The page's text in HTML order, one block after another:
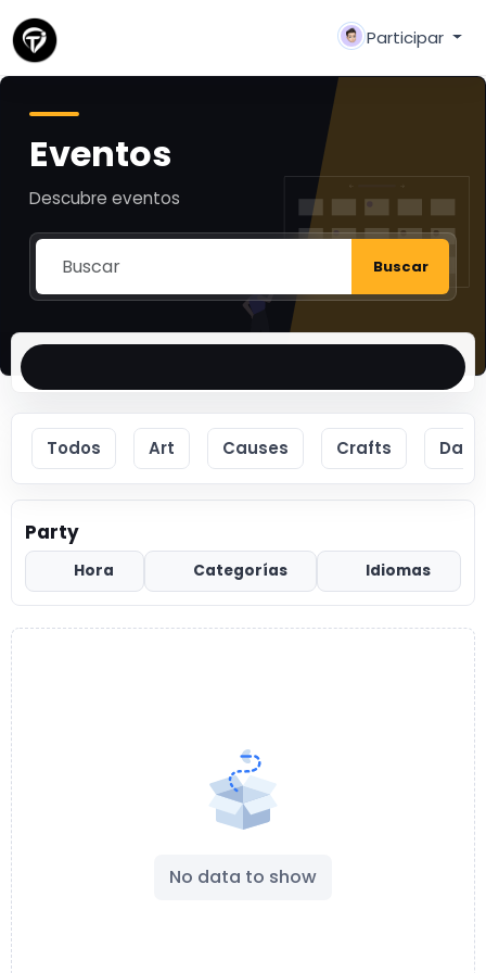
Participar
Eventos
Descubre eventos
Buscar
Todos Art Causes Crafts
Party
Hora Categorías Idiomas
No data to show